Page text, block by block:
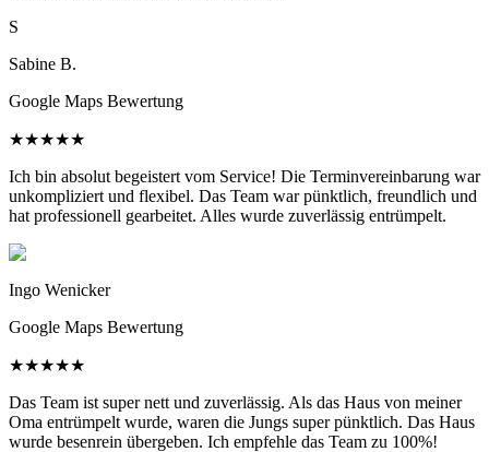
S
Sabine B.
Google Maps Bewertung
★★★★★
Ich bin absolut begeistert vom Service! Die Terminvereinbarung war
unkompliziert und flexibel. Das Team war pünktlich, freundlich und
hat professionell gearbeitet. Alles wurde zuverlässig entrümpelt.
Ingo Wenicker
Google Maps Bewertung
★★★★★
Das Team ist super nett und zuverlässig. Als das Haus von meiner
Oma entrümpelt wurde, waren die Jungs super pünktlich. Das Haus
wurde besenrein übergeben. Ich empfehle das Team zu 100%!